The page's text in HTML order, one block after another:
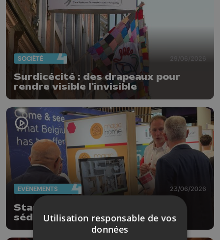
SOCIÉTÉ 29/06/2026
Surdicécité : des drapeaux pour
rendre visible l'invisible
EVÈNEMENTS 23/06/2026
Startups liégeoises: mission
séduction à Paris
Utilisation responsable de vos
données